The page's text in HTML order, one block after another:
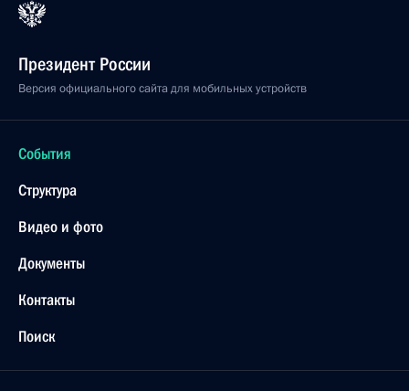
Совместная пресс-конференция с Президентом
США Джорджем Бушем
Санкт-Петербург
31 мая 2003 года, суббота
Тост на торжественном обеде в честь
на празднование 300-летия Санкт-Петербурга
31 мая 2003 года, 00:07